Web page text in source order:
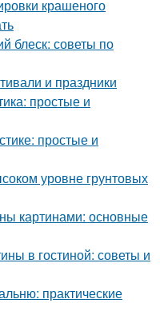
крашеного
блеск: советы по
и праздники
простые и
простые и
уровне грунтовых
картинами: основные
в гостиной: советы и
практические